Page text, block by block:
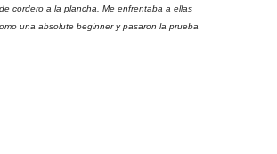
cordero a la plancha. Me enfrentaba a ellas
una absolute beginner y pasaron la prueba